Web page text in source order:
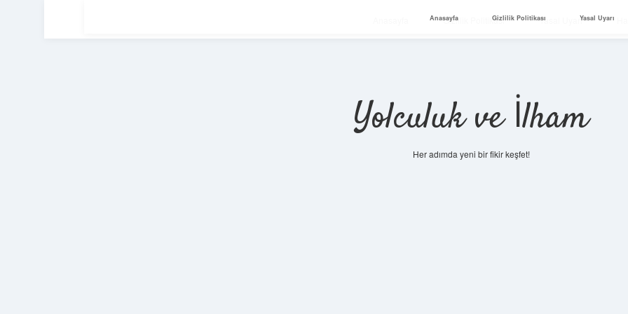
Gizlilik Politikası Yasal Uyarı
Yolculuk ve İlham
Her adımda yeni bir fikir keşfet!
Anasayfa Gizlilik Politikası Yasal Uyarı